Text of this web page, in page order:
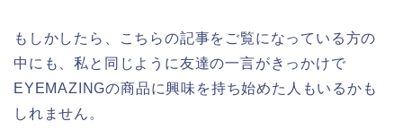
もしかしたら、こちらの記事をご覧になっている方の
中にも、私と同じように友達の一言がきっかけで
EYEMAZINGの商品に興味を持ち始めた人もいるかも
しれません。